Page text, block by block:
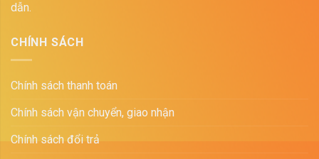
dẫn.
CHÍNH SÁCH
Chính sách thanh toán
Chính sách vận chuyển, giao nhận
Chính sách đổi trả